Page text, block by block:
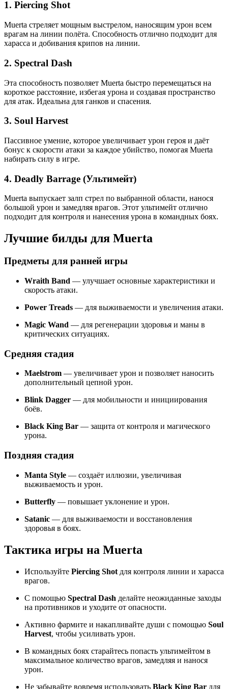
1. Piercing Shot
Muerta стреляет мощным выстрелом, наносящим урон всем
врагам на линии полёта. Способность отлично подходит для
харасса и добивания крипов на линии.
2. Spectral Dash
Эта способность позволяет Muerta быстро перемещаться на
короткое расстояние, избегая урона и создавая пространство
для атак. Идеальна для ганков и спасения.
3. Soul Harvest
Пассивное умение, которое увеличивает урон героя и даёт
бонус к скорости атаки за каждое убийство, помогая Muerta
набирать силу в игре.
4. Deadly Barrage (Ультимейт)
Muerta выпускает залп стрел по выбранной области, нанося
большой урон и замедляя врагов. Этот ультимейт отлично
подходит для контроля и нанесения урона в командных боях.
Лучшие билды для Muerta
Предметы для ранней игры
Wraith Band — улучшает основные характеристики и
скорость атаки.
Power Treads — для выживаемости и увеличения атаки.
Magic Wand — для регенерации здоровья и маны в
критических ситуациях.
Средняя стадия
Maelstrom — увеличивает урон и позволяет наносить
дополнительный цепной урон.
Blink Dagger — для мобильности и инициирования
боёв.
Black King Bar — защита от контроля и магического
урона.
Поздняя стадия
Manta Style — создаёт иллюзии, увеличивая
выживаемость и урон.
Butterfly — повышает уклонение и урон.
Satanic — для выживаемости и восстановления
здоровья в боях.
Тактика игры на Muerta
Используйте Piercing Shot для контроля линии и харасса
врагов.
С помощью Spectral Dash делайте неожиданные заходы
на противников и уходите от опасности.
Активно фармите и накапливайте души с помощью Soul
Harvest, чтобы усиливать урон.
В командных боях старайтесь попасть ультимейтом в
максимальное количество врагов, замедляя и нанося
урон.
Не забывайте вовремя использовать Black King Bar для